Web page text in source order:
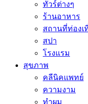
ทัวร์ต่างๆ
ร้านอาหาร
สถานที่ท่องเ
สปา
โรงแรม
สุขภาพ
คลีนิคแพทย์
ความงาม
ทำผม